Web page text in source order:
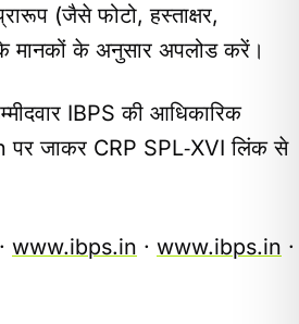
(जैसे फोटो, हस्ताक्षर,
मानकों के अनुसार अपलोड करें।
IBPS की आधिकारिक
जाकर CRP SPL‑XVI लिंक से
· www.ibps.in · www.ibps.in ·